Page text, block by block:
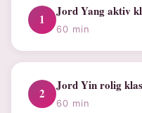
1
Jord Yang aktiv
60 min
2
Jord Yin rolig
60 min